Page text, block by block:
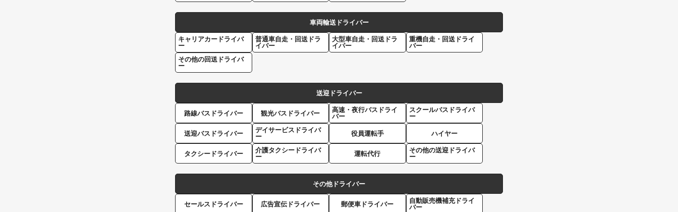
車両輸送ドライバー
キャリアカードライバ
ー
普通車自走・回送ドラ
イバー
大型車自走・回送ドラ
イバー
重機自走・回送ドライ
バー
その他の回送ドライバ
ー
送迎ドライバー
路線バスドライバー 観光バスドライバー
高速・夜行バスドライ
バー
スクールバスドライバ
ー
送迎バスドライバー
デイサービスドライバ
ー
役員運転手 ハイヤー
タクシードライバー
介護タクシードライバ
ー
運転代行
その他の送迎ドライバ
ー
その他ドライバー
セールスドライバー 広告宣伝ドライバー 郵便車ドライバー
自動販売機補充ドライ
バー